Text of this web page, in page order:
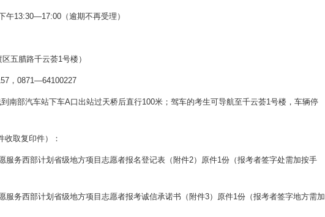
午13:30—17:00（逾期不再受理）
五腊路千云荟1号楼）
，0871—64100227
南部汽车站下车A口出站过天桥后直行100米；驾车的考生可导航至千云荟1号楼，车辆停
收取复印件）：
服务西部计划省级地方项目志愿者报名登记表（附件2）原件1份（报考者签字处需加按手
务西部计划省级地方项目志愿者报考诚信承诺书（附件3）原件1份（报考者签字地方需加